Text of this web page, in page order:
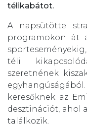
télikabátot.
A napsütötte
programokon át
téli
szeretnének
keresőknek az
desztinációt, ahol
találkozik.